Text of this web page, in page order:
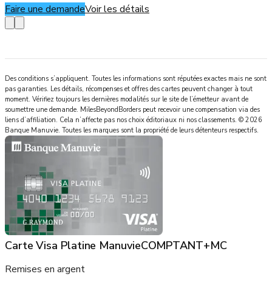
Faire une demandeVoir les détails
Des conditions s’appliquent. Toutes les informations sont réputées exactes mais ne sont
pas garanties. Les détails, récompenses et offres des cartes peuvent changer à tout
moment. Vérifiez toujours les dernières modalités sur le site de l’émetteur avant de
soumettre une demande. MilesBeyondBorders peut recevoir une compensation via des
liens d’affiliation. Cela n’affecte pas nos choix éditoriaux ni nos classements. © 2026
Banque Manuvie. Toutes les marques sont la propriété de leurs détenteurs respectifs.
Carte Visa Platine ManuvieCOMPTANT+MC
Remises en argent